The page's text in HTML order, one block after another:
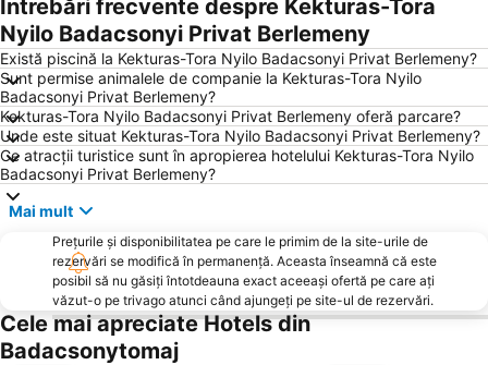
Întrebări frecvente despre Kekturas-Tora
Nyilo Badacsonyi Privat Berlemeny
Există piscină la Kekturas-Tora Nyilo Badacsonyi Privat Berlemeny?
Sunt permise animalele de companie la Kekturas-Tora Nyilo
Badacsonyi Privat Berlemeny?
Kekturas-Tora Nyilo Badacsonyi Privat Berlemeny oferă parcare?
Unde este situat Kekturas-Tora Nyilo Badacsonyi Privat Berlemeny?
Ce atracții turistice sunt în apropierea hotelului Kekturas-Tora Nyilo
Badacsonyi Privat Berlemeny?
Mai mult
Prețurile și disponibilitatea pe care le primim de la site-urile de
rezervări se modifică în permanență. Aceasta înseamnă că este
posibil să nu găsiți întotdeauna exact aceeași ofertă pe care ați
văzut-o pe trivago atunci când ajungeți pe site-ul de rezervări.
Cele mai apreciate Hotels din
Badacsonytomaj